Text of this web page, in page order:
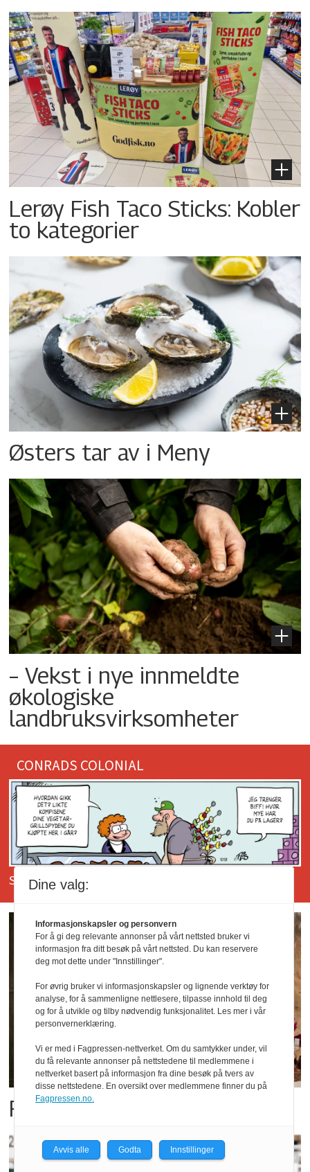
Lerøy Fish Taco Sticks: Kobler
to kategorier
Østers tar av i Meny
– Vekst i nye innmeldte
økologiske
landbruksvirksomheter
CONRADS COLONIAL
Se tidligere Conrads Colonial her.
Fatland forbedret resultatet
Dine valg:
Informasjonskapsler og personvern
For å gi deg relevante annonser på vårt nettsted bruker vi
informasjon fra ditt besøk på vårt nettsted. Du kan reservere
deg mot dette under "Innstillinger".
For øvrig bruker vi informasjonskapsler og lignende verktøy for
analyse, for å sammenligne nettlesere, tilpasse innhold til deg
og for å utvikle og tilby nødvendig funksjonalitet. Les mer i vår
personvernerklæring.
Vi er med i Fagpressen-nettverket. Om du samtykker under, vil
du få relevante annonser på nettstedene til medlemmene i
nettverket basert på informasjon fra dine besøk på tvers av
disse nettstedene. En oversikt over medlemmene finner du på
Fagpressen.no.
Avvis alle Godta Innstillinger